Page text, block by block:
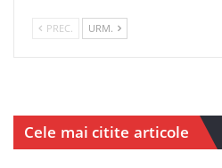
PREC. URM.
Cele mai citite articole